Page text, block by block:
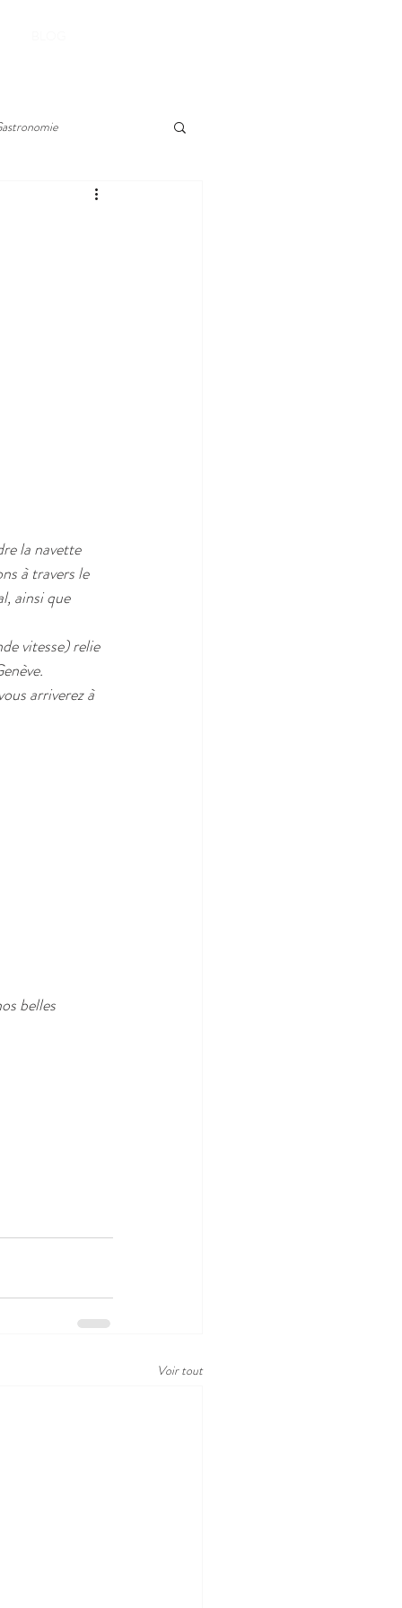
la navette
à travers le
ainsi que
vitesse) relie
arriverez à
belles
Voir tout